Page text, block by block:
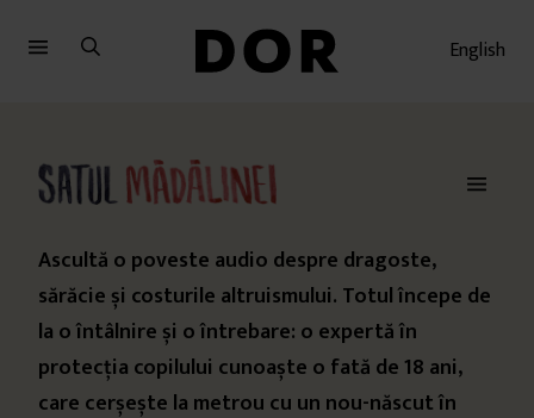
English
Ascultă o poveste audio despre dragoste,
sărăcie și costurile altruismului. Totul începe de
la o întâlnire și o întrebare: o expertă în
protecția copilului cunoaște o fată de 18 ani,
care cerșește la metrou cu un nou-născut în